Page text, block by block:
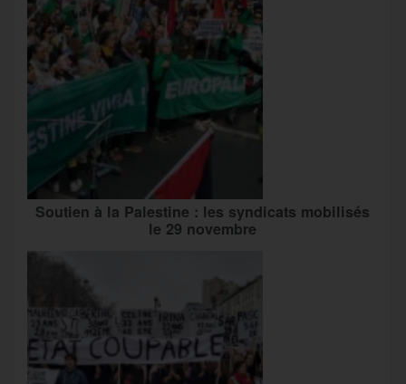
Soutien à la Palestine : les syndicats mobilisés
le 29 novembre